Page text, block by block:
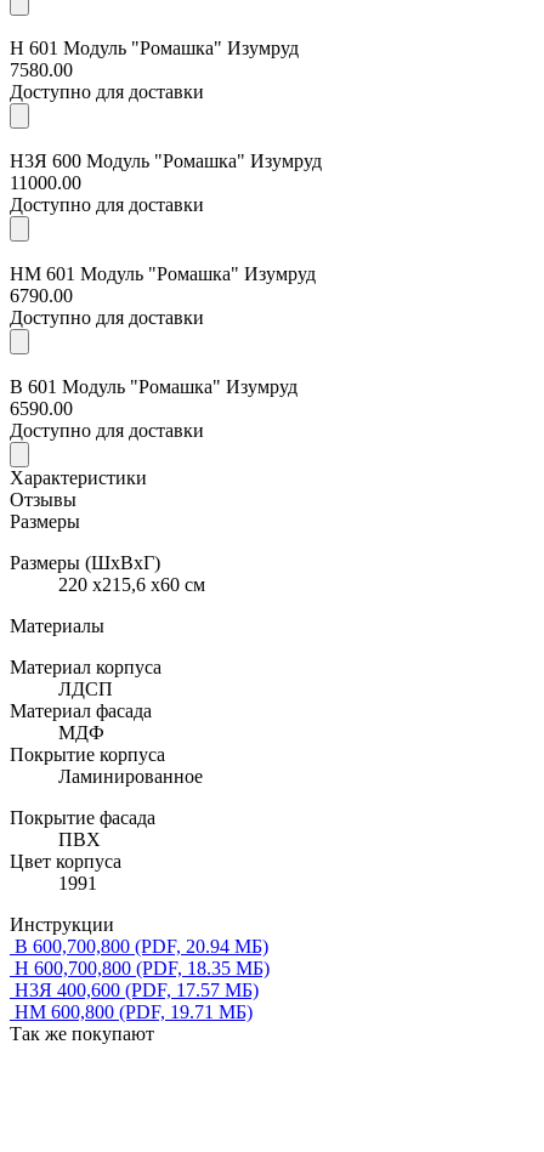
Н 601 Модуль "Ромашка" Изумруд
7580.00
Доступно для доставки
Н3Я 600 Модуль "Ромашка" Изумруд
11000.00
Доступно для доставки
НМ 601 Модуль "Ромашка" Изумруд
6790.00
Доступно для доставки
В 601 Модуль "Ромашка" Изумруд
6590.00
Доступно для доставки
Характеристики
Отзывы
Размеры
Размеры (ШхВхГ)
220 x215,6 x60 см
Материалы
Материал корпуса
ЛДСП
Материал фасада
МДФ
Покрытие корпуса
Ламинированное
Покрытие фасада
ПВХ
Цвет корпуса
1991
Инструкции
В 600,700,800 (PDF, 20.94 МБ)
Н 600,700,800 (PDF, 18.35 МБ)
Н3Я 400,600 (PDF, 17.57 МБ)
НМ 600,800 (PDF, 19.71 МБ)
Так же покупают